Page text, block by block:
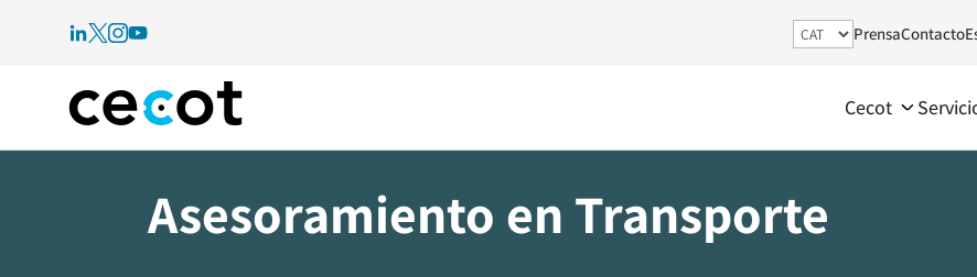
PrensaContacto
Cecot
Asesoramiento en Transporte